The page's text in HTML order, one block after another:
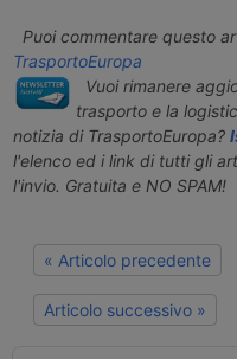
Puoi commentare questo
TrasportoEuropa
Vuoi rimanere
trasporto e la
notizia di TrasportoEuropa?
l'elenco ed i link di tutti gli
l'invio. Gratuita e NO SPAM!
« Articolo precedente
Articolo successivo »